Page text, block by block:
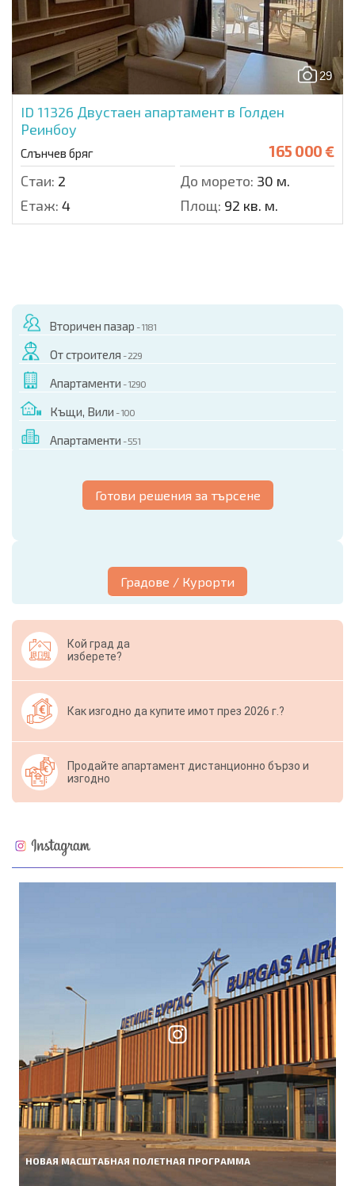
29
ID 11326 Двустаен апартамент в Голден
Реинбоу
Слънчев бряг 165 000 €
Стаи: 2 До морето: 30 м.
Етаж: 4 Площ: 92 кв. м.
Вторичен пазар - 1181
От строителя - 229
Апартаменти - 1290
Къщи, Вили - 100
Апартаменти - 551
Готови решения за търсене
Градове / Курорти
Кой град да
изберете?
Как изгодно да купите имот през 2026 г.?
Продайте апартамент дистанционно бързо и
изгодно
НОВАЯ МАСШТАБНАЯ ПОЛЕТНАЯ ПРОГРАММА